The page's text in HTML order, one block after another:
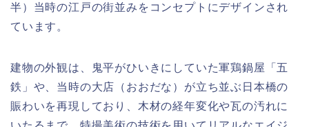
半）当時の江戸の街並みをコンセプトにデザインされ
ています。
建物の外観は、鬼平がひいきにしていた軍鶏鍋屋「五
鉄」や、当時の大店（おおだな）が立ち並ぶ日本橋の
賑わいを再現しており、木材の経年変化や瓦の汚れに